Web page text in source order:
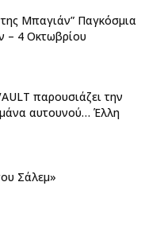
της Μπαγιάν” Παγκόσμια
– 4 Οκτωβρίου
παρουσιάζει την
αυτουνού… Έλλη
Σάλεμ»